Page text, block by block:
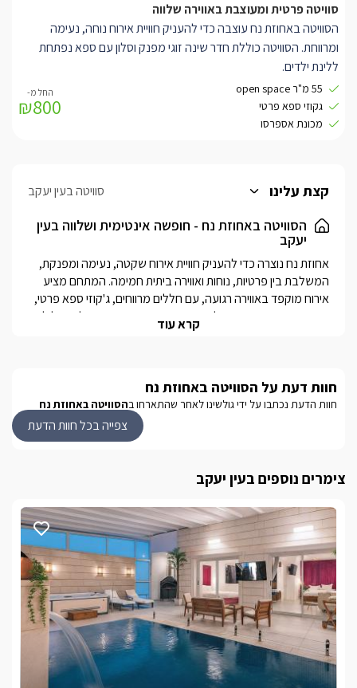
סוויטה פרטית ומעוצבת באווירה שלווה
הסוויטה באחוזת נח עוצבה כדי להעניק חוויית אירוח נוחה, נעימה
ומרווחת. הסוויטה כוללת חדר שינה זוגי מפנק וסלון עם ספא נפתחת
ללינת ילדים.
לרשות האורחים סלון מרווח, מטבח מאובזר, פינת אוכל וחדר רחצה
נעים ומטופח, כאשר כל החללים מעוצבים באווירה ביתית וחמימה.
מהסוויטה ישנה יציאה ישירה לגינה פרטית ומטופחת, הכוללת ג'קוזי
מצוינת למשפחות או לזוגות המחפשים חופשה שקטה ונעימה בגליל
המערבי.
55 מ"ר open space
גקוזי ספא פרטי
מכונת אספרסו
₪800
קצת עלינו סוויטה בעין יעקב
הסוויטה באחוזת נח - חופשה אינטימית ושלווה בעין
יעקב
מסלולי טיול, אטרקציות ויקבים מובילים באזור הצפון.
לספה, טלוויזיה חכמה, מטבח מאובזר הכולל מקרר, מיקרוגל,
בנוסף, הסוויטה כוללת חדר רחצה מרווח עם מקלחת, אמבטיה
ומוצרי טיפוח ללא תשלום, כאשר כל החללים, מטופחים ומאובזרים
בקפידה לחוויית אירוח מושלמת.
מה תמצאו מחוץ לסוויטה?
מחוץ לסוויטה תיהנו מחצר פרטית ומטופחת הכוללת ג'קוזי ספא
פרטי, מדשאה ירוקה, פינת אוכל חיצונית, פינות ישיבה נעימות
קרא עוד
חוות דעת על הסוויטה באחוזת נח
חוות הדעת נכתבו על ידי גולשינו לאחר שהתארחו בהסוויטה באחוזת נח
צפייה בכל חוות הדעת
צימרים נוספים בעין יעקב